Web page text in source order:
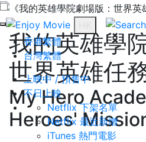
香港繁體
台灣繁體
上映中 / 預售中
不日上映
Netflix 下架名單
Netflix 最近新增
iTunes 熱門電影
我的英雄學
世界英雄任
My Hero
Heroes'